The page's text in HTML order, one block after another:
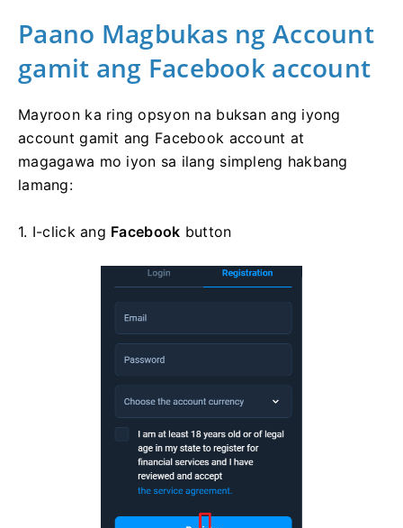
Paano Magbukas ng Account
gamit ang Facebook account
Mayroon ka ring opsyon na buksan ang iyong
account gamit ang Facebook account at
magagawa mo iyon sa ilang simpleng hakbang
lamang:
1. I-click ang Facebook button